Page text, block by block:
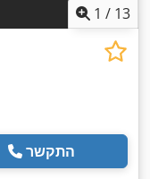
1 / 13
התקשר